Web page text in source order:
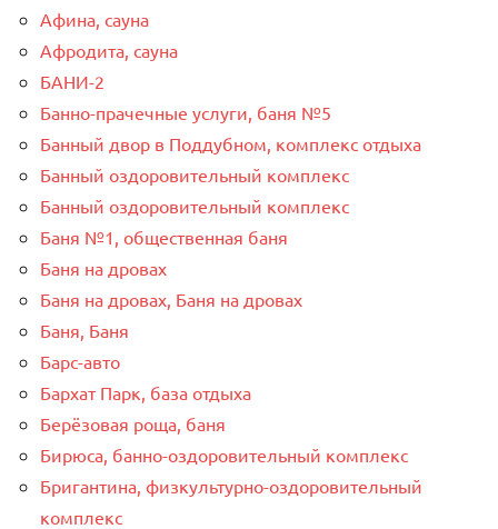
Афина, сауна
Афродита, сауна
БАНИ-2
Банно-прачечные услуги, баня №5
Банный двор в Поддубном, комплекс отдыха
Банный оздоровительный комплекс
Банный оздоровительный комплекс
Баня №1, общественная баня
Баня на дровах
Баня на дровах, Баня на дровах
Баня, Баня
Барс-авто
Бархат Парк, база отдыха
Берёзовая роща, баня
Бирюса, банно-оздоровительный комплекс
Бригантина, физкультурно-оздоровительный
комплекс